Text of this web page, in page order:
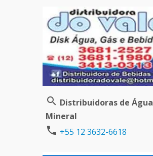
Distribuidoras de Água
Mineral
+55 12 3632-6618